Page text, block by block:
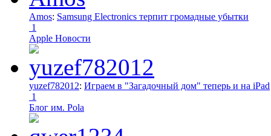
Amos: Samsung Electronics терпит громадные убытки
1
Apple Новости
yuzef782012: Играем в "Загадочный дом" теперь и на iPad
1
Блог им. Pola